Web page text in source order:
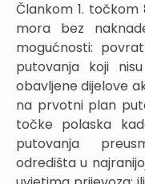
Člankom 1.
mora bez
mogućnosti:
putovanja koji
obavljene dijelove
na prvotni plan
točke polaska
putovanja
odredišta u